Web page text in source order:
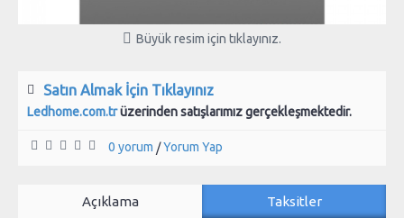
Büyük resim için tıklayınız.
Satın Almak İçin Tıklayınız
Ledhome.com.trüzerinden satışlarımız gerçekleşmektedir.
0 yorum /Yorum Yap
Açıklama Taksitler